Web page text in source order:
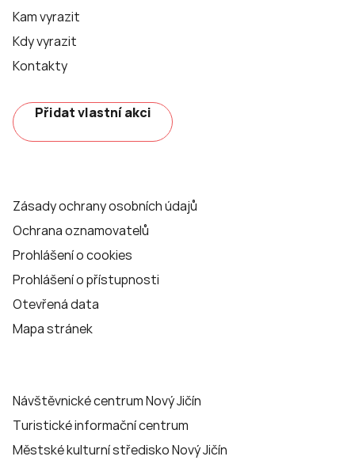
Kam vyrazit
Kdy vyrazit
Kontakty
Přidat vlastní akci
Zásady ochrany osobních údajů
Ochrana oznamovatelů
Prohlášení o cookies
Prohlášení o přístupnosti
Otevřená data
Mapa stránek
Návštěvnické centrum Nový Jičín
Turistické informační centrum
Městské kulturní středisko Nový Jičín